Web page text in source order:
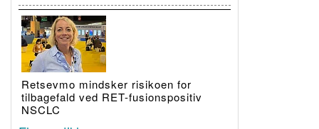
Retsevmo mindsker risikoen for
tilbagefald ved RET-fusionspositiv
NSCLC